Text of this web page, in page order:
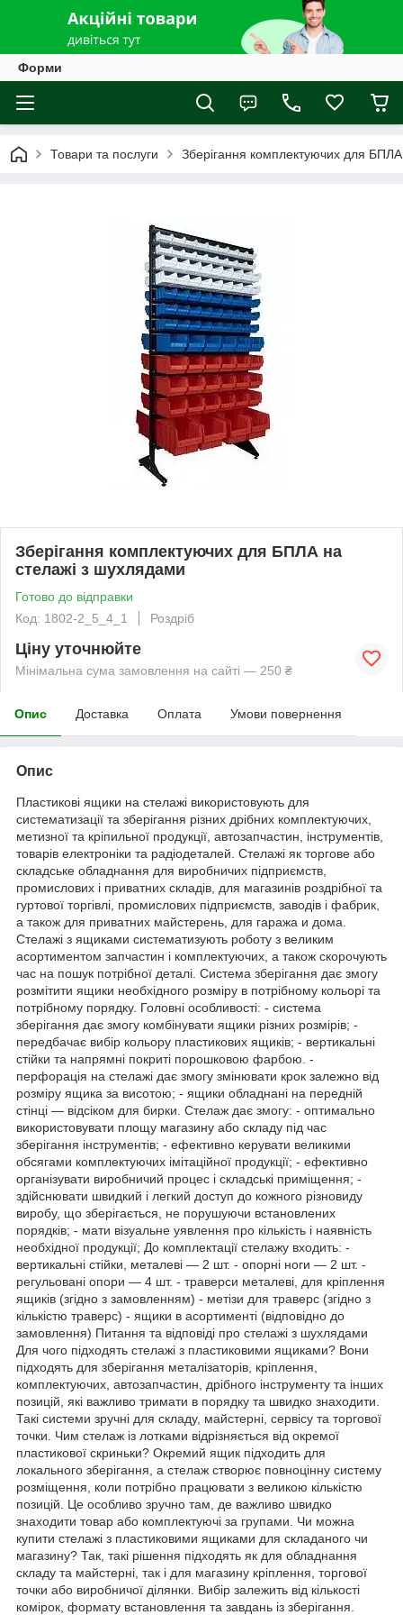
Форми
Товари та послуги Зберігання комплектуючих для
Зберігання комплектуючих для БПЛА на
стелажі з шухлядами
Готово до відправки
Код: 1802-2_5_4_1
Роздріб
Ціну уточнюйте
Мінімальна сума замовлення на сайті — 250 ₴
Опис Доставка Оплата Умови повернення
Опис
Пластикові ящики на стелажі використовують для
систематизації та зберігання різних дрібних комплектуючих,
метизної та кріпильної продукції, автозапчастин, інструментів,
товарів електроніки та радіодеталей. Стелажі як торгове або
складське обладнання для виробничих підприємств,
промислових і приватних складів, для магазинів роздрібної та
гуртової торгівлі, промислових підприємств, заводів і фабрик,
а також для приватних майстерень, для гаража и дома.
Стелажі з ящиками систематизують роботу з великим
асортиментом запчастин і комплектуючих, а також скорочують
час на пошук потрібної деталі. Система зберігання дає змогу
розмітити ящики необхідного розміру в потрібному кольорі та
потрібному порядку. Головні особливості: - система
зберігання дає змогу комбінувати ящики різних розмірів; -
передбачає вибір кольору пластикових ящиків; - вертикальні
стійки та напрямні покриті порошковою фарбою. -
перфорація на стелажі дає змогу змінювати крок залежно від
розміру ящика за висотою; - ящики обладнані на передній
стінці — відсіком для бирки. Стелаж дає змогу: - оптимально
використовувати площу магазину або складу під час
зберігання інструментів; - ефективно керувати великими
обсягами комплектуючих імітаційної продукції; - ефективно
організувати виробничий процес і складські приміщення; -
здійснювати швидкий і легкий доступ до кожного різновиду
виробу, що зберігається, не порушуючи встановлених
порядків; - мати візуальне уявлення про кількість і наявність
необхідної продукції; До комплектації стелажу входить: -
вертикальні стійки, металеві — 2 шт. - опорні ноги — 2 шт. -
регульовані опори — 4 шт. - траверси металеві, для кріплення
ящиків (згідно з замовленням) - метізи для траверс (згідно з
кількістю траверс) - ящики в асортименті (відповідно до
замовлення) Питання та відповіді про стелажі з шухлядами
Для чого підходять стелажі з пластиковими ящиками? Вони
підходять для зберігання металізаторів, кріплення,
комплектуючих, автозапчастин, дрібного інструменту та інших
позицій, які важливо тримати в порядку та швидко знаходити.
Такі системи зручні для складу, майстерні, сервісу та торгової
точки. Чим стелаж із лотками відрізняється від окремої
пластикової скриньки? Окремий ящик підходить для
локального зберігання, а стелаж створює повноцінну систему
розміщення, коли потрібно працювати з великою кількістю
позицій. Це особливо зручно там, де важливо швидко
знаходити товар або комплектуючі за групами. Чи можна
купити стелажі з пластиковими ящиками для складаного чи
магазину? Так, такі рішення підходять як для обладнання
складу та майстерні, так і для магазину кріплення, торгової
точки або виробничої ділянки. Вибір залежить від кількості
комірок, формату встановлення та завдань із зберігання.